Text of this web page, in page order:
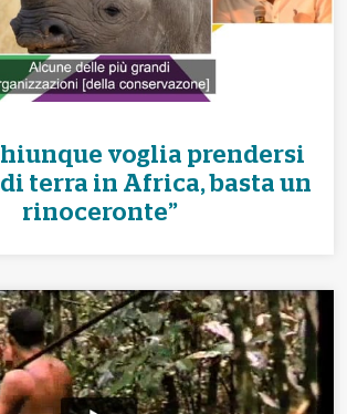
voglia prendersi
terra in Africa, basta un
rinoceronte”